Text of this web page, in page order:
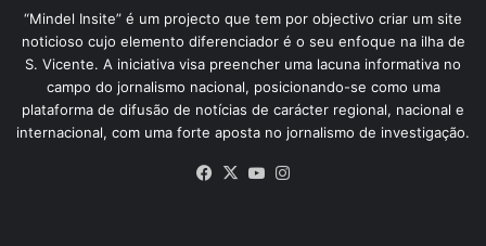
“Mindel Insite” é um projecto que tem por objectivo criar um site
noticioso cujo elemento diferenciador é o seu enfoque na ilha de
S. Vicente. A iniciativa visa preencher uma lacuna informativa no
campo do jornalismo nacional, posicionando-se como uma
plataforma de difusão de notícias de carácter regional, nacional e
internacional, com uma forte aposta no jornalismo de investigação.
Facebook
X YouTube